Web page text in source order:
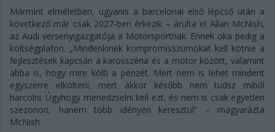
Mármint elméletben, ugyanis a barcelonai első lépcső után a
következő már csak 2027-ben érkezik – árulta el Allan McNish,
az Audi versenyigazgatója a Motorsportnak. Ennek oka pedig a
költségplafon. „Mindenkinek kompromisszumokat kell kötnie a
fejlesztések kapcsán a karosszéria és a motor között, valamint
abba is, hogy mire költi a pénzét. Mert nem is lehet mindent
egyszerre elkölteni, mert akkor később nem tudsz miből
harcolni. Úgyhogy menedzselni kell ezt, és nem is csak egyetlen
szezonon, hanem több idényen keresztül” – magyarázta
McNish.